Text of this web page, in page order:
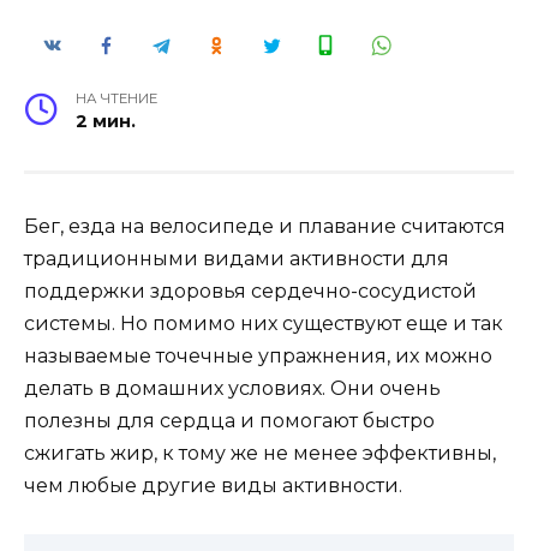
НА ЧТЕНИЕ
2 мин.
Бег, езда на велосипеде и плавание считаются
традиционными видами активности для
поддержки здоровья сердечно-сосудистой
системы. Но помимо них существуют еще и так
называемые точечные упражнения, их можно
делать в домашних условиях. Они очень
полезны для сердца и помогают быстро
сжигать жир, к тому же не менее эффективны,
чем любые другие виды активности.